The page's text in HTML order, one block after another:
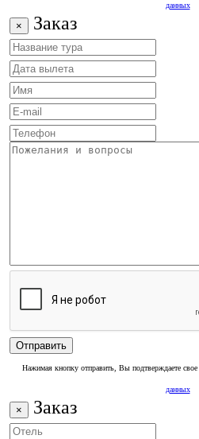
данных
× Заказ
Нажимая кнопку отправить, Вы подтверждаете свое
данных
× Заказ